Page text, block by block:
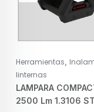
Herramientas,
linternas
LAMPARA
2500 Lm 1.3106